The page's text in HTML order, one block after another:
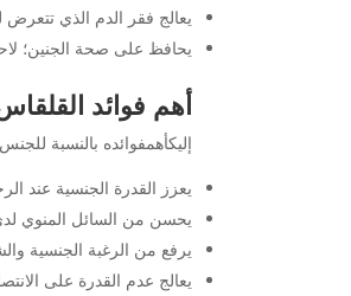
يعالج فقر الدم الذي تتعرض
يحافظ على صحة الجنين؛
أهم فوائد
إليكأهمفوائده بالنسبة
يعزز القدرة الجنسية عند
يحسن من السائل المنوي
يرفع من الرغبة الجنسية
يعالج عدم القدرة على